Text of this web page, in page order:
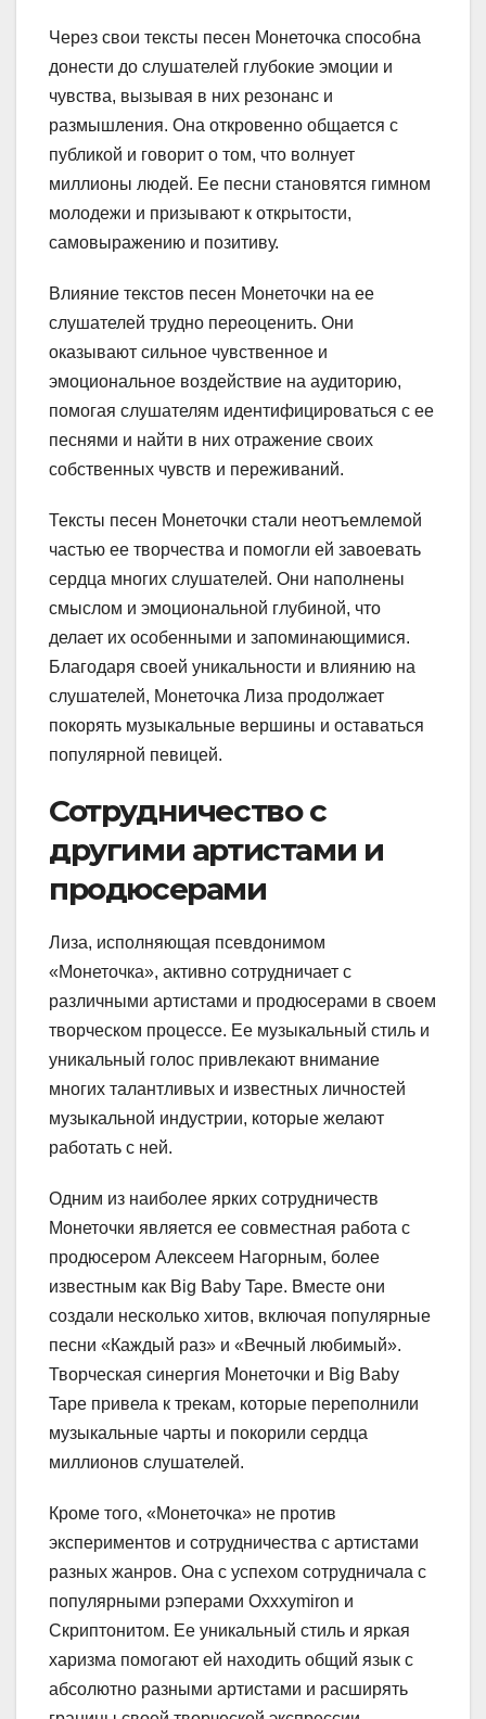
Через свои тексты песен Монеточка способна
донести до слушателей глубокие эмоции и
чувства, вызывая в них резонанс и
размышления. Она откровенно общается с
публикой и говорит о том, что волнует
миллионы людей. Ее песни становятся гимном
молодежи и призывают к открытости,
самовыражению и позитиву.
Влияние текстов песен Монеточки на ее
слушателей трудно переоценить. Они
оказывают сильное чувственное и
эмоциональное воздействие на аудиторию,
помогая слушателям идентифицироваться с ее
песнями и найти в них отражение своих
собственных чувств и переживаний.
Тексты песен Монеточки стали неотъемлемой
частью ее творчества и помогли ей завоевать
сердца многих слушателей. Они наполнены
смыслом и эмоциональной глубиной, что
делает их особенными и запоминающимися.
Благодаря своей уникальности и влиянию на
слушателей, Монеточка Лиза продолжает
покорять музыкальные вершины и оставаться
популярной певицей.
Сотрудничество с
другими артистами и
продюсерами
Лиза, исполняющая псевдонимом
«Монеточка», активно сотрудничает с
различными артистами и продюсерами в своем
творческом процессе. Ее музыкальный стиль и
уникальный голос привлекают внимание
многих талантливых и известных личностей
музыкальной индустрии, которые желают
работать с ней.
Одним из наиболее ярких сотрудничеств
Монеточки является ее совместная работа с
продюсером Алексеем Нагорным, более
известным как Big Baby Tape. Вместе они
создали несколько хитов, включая популярные
песни «Каждый раз» и «Вечный любимый».
Творческая синергия Монеточки и Big Baby
Tape привела к трекам, которые переполнили
музыкальные чарты и покорили сердца
миллионов слушателей.
Кроме того, «Монеточка» не против
экспериментов и сотрудничества с артистами
разных жанров. Она с успехом сотрудничала с
популярными рэперами Oxxxymiron и
Скриптонитом. Ее уникальный стиль и яркая
харизма помогают ей находить общий язык с
абсолютно разными артистами и расширять